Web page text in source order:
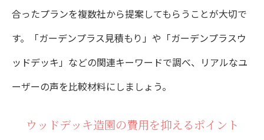
合ったプランを複数社から提案してもらうことが大切で
す。「ガーデンプラス見積もり」や「ガーデンプラスウ
ッドデッキ」などの関連キーワードで調べ、リアルなユ
ーザーの声を比較材料にしましょう。
ウッドデッキ造園の費用を抑えるポイント